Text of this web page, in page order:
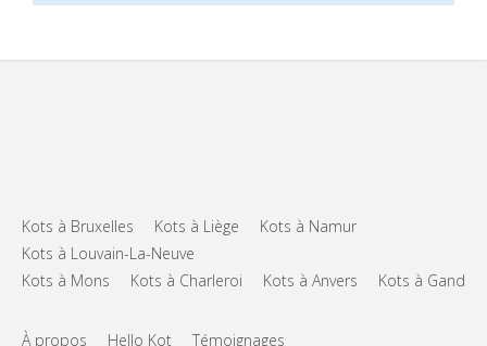
Kots à Bruxelles Kots à Liège
Kots à Namur
Kots à Louvain-La-Neuve
Kots à Mons
Kots à Charleroi Kots à Anvers Kots à Gand
À propos Hello Kot Témoignages